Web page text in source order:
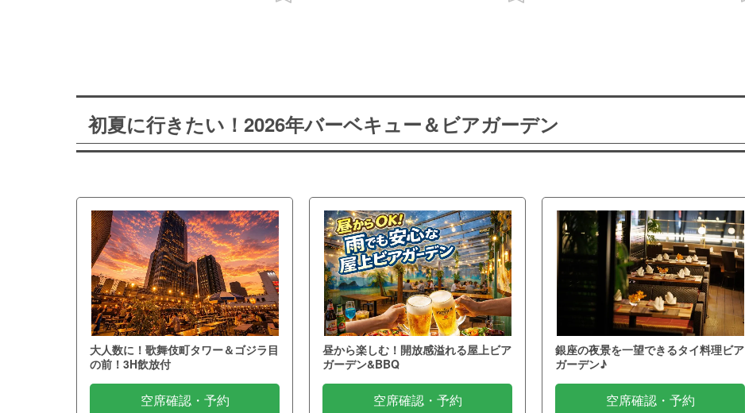
初夏に行きたい！2026年バーベキュー＆ビアガーデン
大人数に！歌舞伎町タワー＆ゴジラ目
の前！3H飲放付
空席確認・予約
昼から楽しむ！開放感溢れる屋上ビア
ガーデン&BBQ
空席確認・予約
銀座の夜景を一望できるタイ料理ビア
ガーデン♪
空席確認・予約